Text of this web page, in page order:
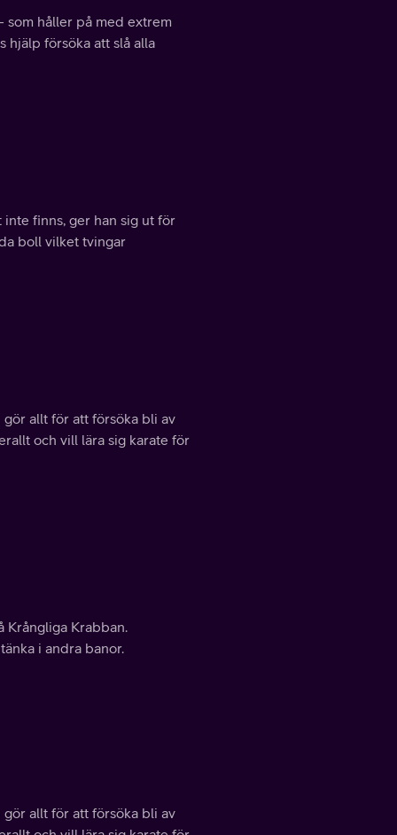
som håller på med extrem
hjälp försöka att slå alla
finns, ger han sig ut för
boll vilket tvingar
allt för att försöka bli av
och vill lära sig karate för
Krångliga Krabban.
i andra banor.
allt för att försöka bli av